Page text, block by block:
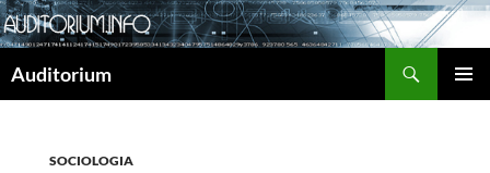
Auditorium
SOCIOLOGIA